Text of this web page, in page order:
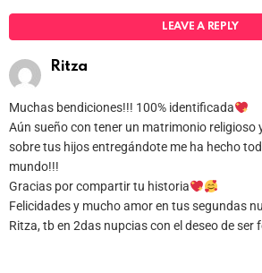
LEAVE A REPLY
Ritza
Muchas bendiciones!!! 100% identificada
Aún sueño con tener un matrimonio religioso
sobre tus hijos entregándote me ha hecho
mundo!!!
Gracias por compartir tu historia
Felicidades y mucho amor en tus segundas
Ritza, tb en 2das nupcias con el deseo de ser